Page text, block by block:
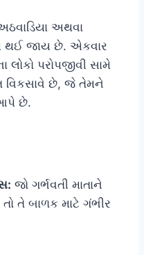
અથવા
થઈ જાય છે. એકવાર
લોકો પરોપજીવી સામે
વિકસાવે છે, જે તેમને
છે.
જો ગર્ભવતી માતાને
તે બાળક માટે ગંભીર